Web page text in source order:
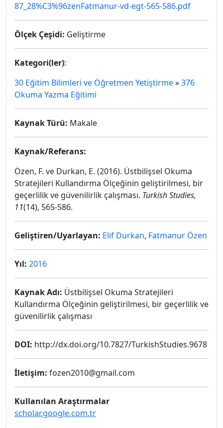
87_28%C3%96zenFatmanur-vd-egt-565-586.pdf
Ölçek Çeşidi: Geliştirme
Kategori(ler):
30 Eğitim Bilimleri ve Öğretmen Yetiştirme»376
Okuma Yazma Eğitimi
Kaynak Türü: Makale
Kaynak/Referans:
Özen, F. ve Durkan, E. (2016). Üstbilişsel Okuma
Stratejileri Kullandırma Ölçeğinin geliştirilmesi, bir
geçerlilik ve güvenilirlik çalışması. Turkish Studies,
11(14), 565-586.
Geliştiren/Uyarlayan: Elif Durkan, Fatmanur Özen
Yıl: 2016
Kaynak Adı: Üstbilişsel Okuma Stratejileri
Kullandırma Ölçeğinin geliştirilmesi, bir geçerlilik ve
güvenilirlik çalışması
DOI: http://dx.doi.org/10.7827/TurkishStudies.9678
İletişim: fozen2010@gmail.com
Kullanılan Araştırmalar
scholar.google.com.tr